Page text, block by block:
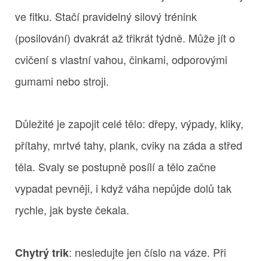
ve fitku. Stačí pravidelný silový trénink
(posilování) dvakrát až třikrát týdně. Může jít o
cvičení s vlastní vahou, činkami, odporovými
gumami nebo stroji.
Důležité je zapojit celé tělo: dřepy, výpady, kliky,
přítahy, mrtvé tahy, plank, cviky na záda a střed
těla. Svaly se postupně posílí a tělo začne
vypadat pevněji, i když váha nepůjde dolů tak
rychle, jak byste čekala.
Chytrý trik: nesledujte jen číslo na váze. Při